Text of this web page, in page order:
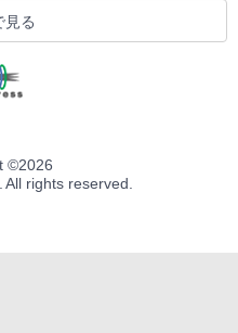
見る
©2026
rights reserved.